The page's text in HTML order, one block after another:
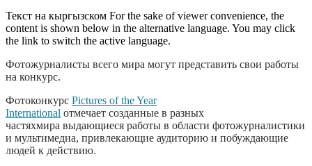
Текст на кыргызском For the sake of viewer convenience, the
content is shown below in the alternative language. You may click
the link to switch the active language.
Фотожурналисты всего мира могут представить свои работы
на конкурс.
Фотоконкурс Pictures of the Year
International отмечает созданные в разных
частяхмира выдающиеся работы в области фотожурналистики
и мультимедиа, привлекающие аудиторию и побуждающие
людей к действию.